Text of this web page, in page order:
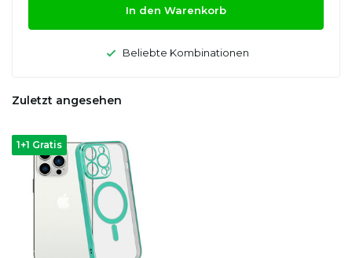
In den Warenkorb
Beliebte Kombinationen
Zuletzt angesehen
1+1 Gratis